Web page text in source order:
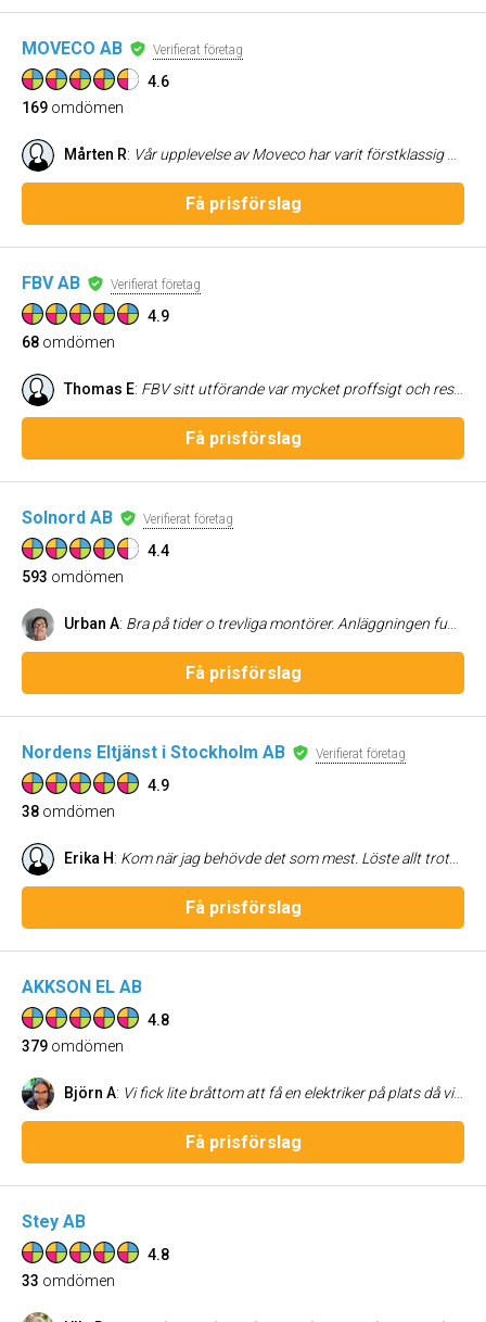
MOVECO AB Verifierat företag
4.6
169 omdömen
Mårten R: Vår upplevelse av Moveco har varit förstklassig och snabb från första kontakten tills nu då hela systemet är monterat och klart. Vi har installerat två soltak tidigare men vi gillade att Moveco i sitt grundpaket installerade ett större batteri då det betyder mycket när man vill spara pengar på att köpa och sälja el på ett ekonomiskt fördelaktigt sätt. Även när solen inte lyser. Sen har bemötandet vi fått från deras representanter och installatörer varit i världsklass. De har varit urtrevliga, lätttillgängliga, intresserade, servicevilliga och totalt lösningsorienterade på en nivå man sällan ser. Vi har fått hjälp och att installera och använda appen som ger oss full koll på hela anläggningen och ekonomin. Så nu har vi tagit vår anläggning i bruk och börjat alstra våra första kilowattimmar, fast det är mitt i vintern. Dagens moderna solceller är verkligen imponerande. Vi köpte 22 m2 solceller, en växelriktare ett batteri med lagringskapacitet på 17,5 KWh samt ett uttag för uppladdning av elbil. Moveco skötte inkoppling till nätbolag med oss som nybliven "elproducent" enkelt och smidigt. Leveransen av solpaneler och den tekniska installationen gick förvånansvärt snabbt. Det ser professionellt ut, både utanpå och inuti huset. Jag tror faktiskt inte jag skulle kunna vara så mycket mer nöjd än vad jag är. Om du står i valet och kvalet gällande vilket solcellsbolag du skall välja för ditt behov, så kan jag bara säga att av de tre olika leverantörer vi använt, ligger Moveco på en helt egen nivå. De två andra bolagen vi anlitade var helt OK men då jag beställde de anläggningarna kände jag inte till Moveco. Det gör jag nu!
Få prisförslag
FBV AB Verifierat företag
4.9
68 omdömen
Thomas E: FBV sitt utförande var mycket proffsigt och resultatet blev väldigt bra. Jag kan absolut rekommendera FBV för tillsvarande uppdrag, dvs tvätt av altaner.
Få prisförslag
Solnord AB Verifierat företag
4.4
593 omdömen
Urban A: Bra på tider o trevliga montörer. Anläggningen funkar perfekt till Greenelys app
Få prisförslag
Nordens Eltjänst i Stockholm AB Verifierat företag
4.9
38 omdömen
Erika H: Kom när jag behövde det som mest. Löste allt trots utmaningar.
Få prisförslag
AKKSON EL AB
4.8
379 omdömen
Björn A: Vi fick lite bråttom att få en elektriker på plats då vi gjort om köket men kom på för sent att el måste göras om för att vår spis och häll skulle fungera. Småelhjälpen räddade oss med kort varsel och redan nästa dag funkade allt perfekt efter byte av kontakter. Professionellt utförande och trevligt bemötande samt bra pris gör att jag varmt kan rekommendera alla i närheten av Bagarmossen/Kärrtorp/Skarpnäck att anlita denne elektriker.
Få prisförslag
Stey AB
4.8
33 omdömen